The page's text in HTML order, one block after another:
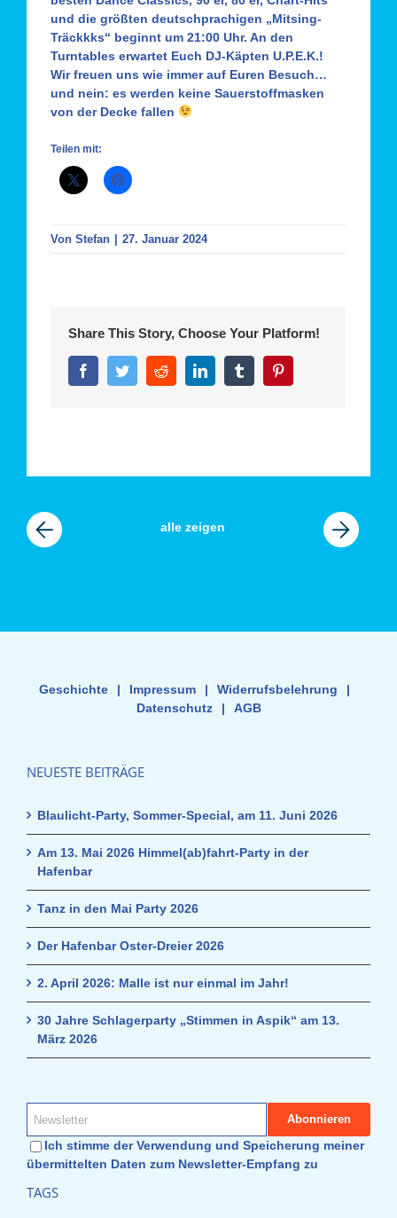
und die größten deutschprachigen „Mitsing-
Träckkks“ beginnt um 21:00 Uhr. An den
Turntables erwartet Euch DJ-Käpten U.P.E.K.!
Wir freuen uns wie immer auf Euren Besuch…
und nein: es werden keine Sauerstoffmasken
von der Decke fallen
Teilen mit:
VonStefan 27. Januar 2024
Share This Story, Choose Your Platform!
FacebookTwitterRedditLinkedInTumblr
alle zeigen
Geschichte | Impressum | Widerrufsbelehrung
|
Datenschutz
| AGB
NEUESTE BEITRÄGE
Blaulicht-Party, Sommer-Special, am 11. Juni 2026
Am 13. Mai 2026 Himmel(ab)fahrt-Party in der
Hafenbar
Tanz in den Mai Party 2026
Der Hafenbar Oster-Dreier 2026
2. April 2026: Malle ist nur einmal im Jahr!
30 Jahre Schlagerparty „Stimmen in Aspik“ am 13.
März 2026
Ich stimme der Verwendung und Speicherung meiner
übermittelten Daten zum Newsletter-Empfang zu
TAGS